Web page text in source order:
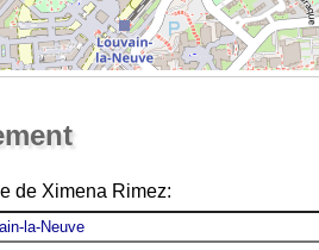
de Ximena Rimez: